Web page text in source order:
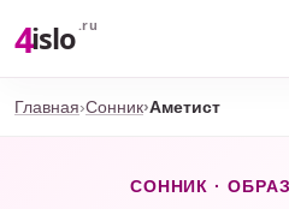
4islo .ru
Главная Сонник Аметист
СОННИК ·